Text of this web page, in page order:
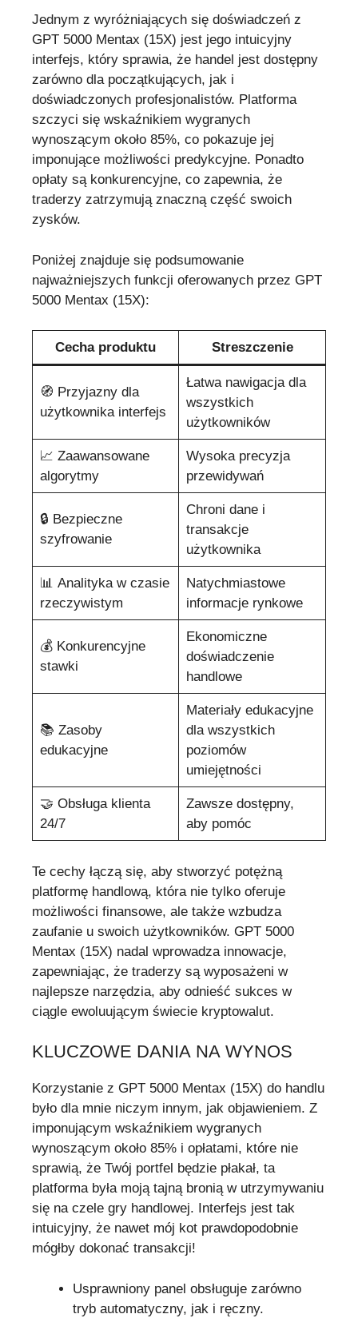
Jednym z wyróżniających się doświadczeń z
GPT 5000 Mentax (15X) jest jego intuicyjny
interfejs, który sprawia, że handel jest dostępny
zarówno dla początkujących, jak i
doświadczonych profesjonalistów. Platforma
szczyci się wskaźnikiem wygranych
wynoszącym około 85%, co pokazuje jej
imponujące możliwości predykcyjne. Ponadto
opłaty są konkurencyjne, co zapewnia, że
traderzy zatrzymują znaczną część swoich
zysków.
Poniżej znajduje się podsumowanie
najważniejszych funkcji oferowanych przez GPT
5000 Mentax (15X):
Cecha produktu Streszczenie
🧭 Przyjazny dla
użytkownika interfejs
Łatwa nawigacja dla
wszystkich
użytkowników
📈 Zaawansowane
algorytmy
Wysoka precyzja
przewidywań
🔒 Bezpieczne
szyfrowanie
Chroni dane i
transakcje
użytkownika
📊 Analityka w czasie
rzeczywistym
Natychmiastowe
informacje rynkowe
💰 Konkurencyjne
stawki
Ekonomiczne
doświadczenie
handlowe
📚 Zasoby
edukacyjne
Materiały edukacyjne
dla wszystkich
poziomów
umiejętności
🤝 Obsługa klienta
24/7
Zawsze dostępny,
aby pomóc
Te cechy łączą się, aby stworzyć potężną
platformę handlową, która nie tylko oferuje
możliwości finansowe, ale także wzbudza
zaufanie u swoich użytkowników. GPT 5000
Mentax (15X) nadal wprowadza innowacje,
zapewniając, że traderzy są wyposażeni w
najlepsze narzędzia, aby odnieść sukces w
ciągle ewoluującym świecie kryptowalut.
KLUCZOWE DANIA NA WYNOS
Korzystanie z GPT 5000 Mentax (15X) do handlu
było dla mnie niczym innym, jak objawieniem. Z
imponującym wskaźnikiem wygranych
wynoszącym około 85% i opłatami, które nie
sprawią, że Twój portfel będzie płakał, ta
platforma była moją tajną bronią w utrzymywaniu
się na czele gry handlowej. Interfejs jest tak
intuicyjny, że nawet mój kot prawdopodobnie
mógłby dokonać transakcji!
Usprawniony panel obsługuje zarówno
tryb automatyczny, jak i ręczny.